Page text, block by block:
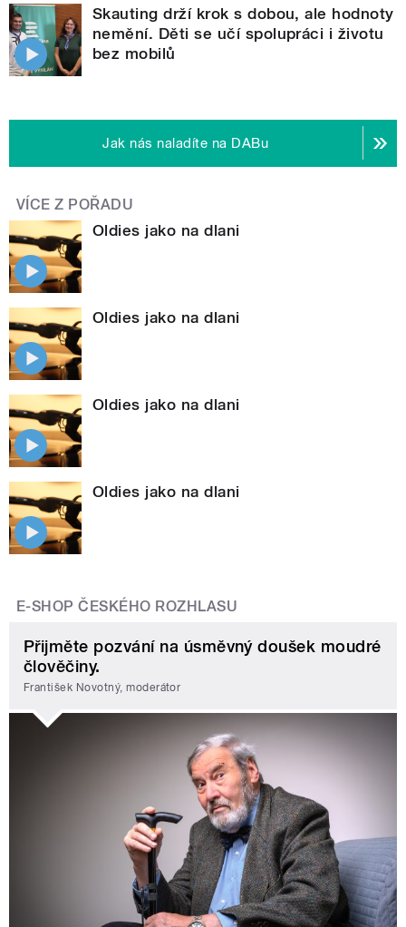
Skauting drží krok s dobou, ale hodnoty
nemění. Děti se učí spolupráci i životu
bez mobilů
Jak nás naladíte na DABu
VÍCE Z POŘADU
Oldies jako na dlani
Oldies jako na dlani
Oldies jako na dlani
Oldies jako na dlani
E-SHOP ČESKÉHO ROZHLASU
Přijměte pozvání na úsměvný doušek moudré
člověčiny.
František Novotný, moderátor